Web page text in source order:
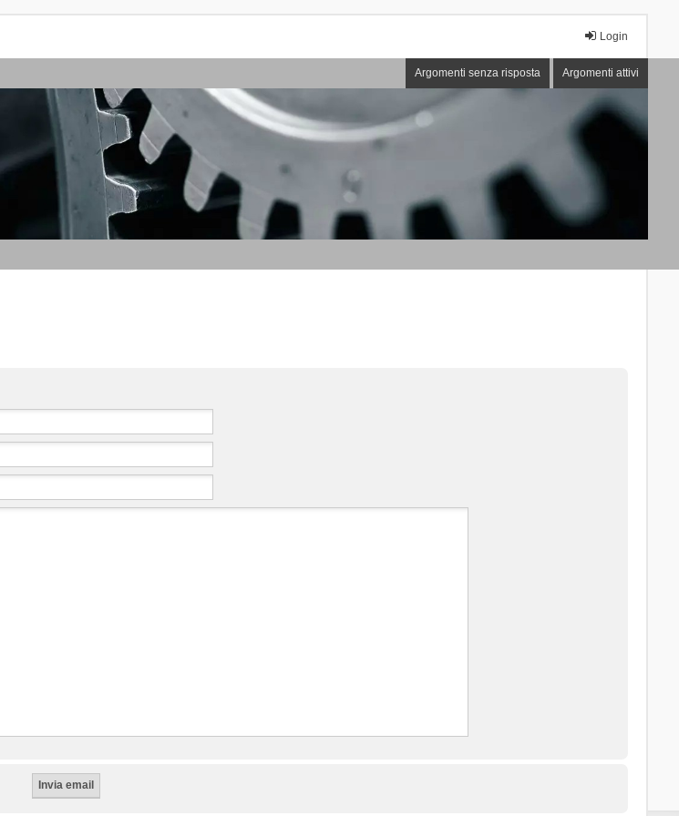
Login
Argomenti senza risposta Argomenti attivi